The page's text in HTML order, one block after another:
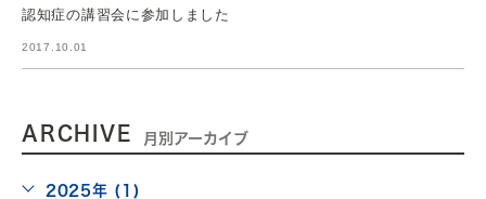
認知症の講習会に参加しました
2017.10.01
ARCHIVE 月別アーカイブ
2025年 (1)